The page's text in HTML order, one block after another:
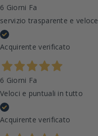
6 Giorni Fa
servizio trasparente e veloce
Acquirente verificato
6 Giorni Fa
Veloci e puntuali in tutto
Acquirente verificato